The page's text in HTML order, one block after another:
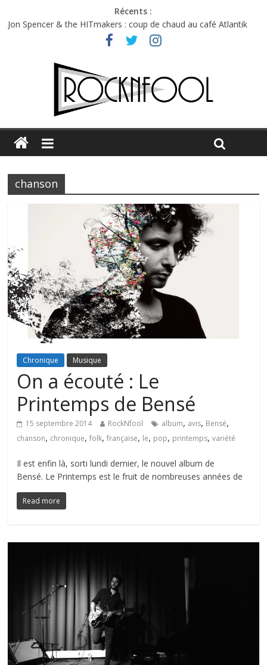
Récents :
Jon Spencer & the HITmakers : coup de chaud au café Atlantik
Hellfest 2026 vendredi : température et émotions en hausse
Hellfest 2026 jeudi : impossible de choisir entre chaleur et bonne
Première édition du Midgard Festival : entre bière, métal et
Charlie Puth à l’Olympia : la leçon de pop du Professeur Puth
chanson
Chronique Musique
On a écouté : Le
Printemps de Bensé
15 septembre 2014 RockNfool album, avis, Bensé,
chanson, chronique,folk,française, le, pop, printemps,variété
Il est enfin là, sorti lundi dernier, le nouvel album de
Bensé. Le Printemps est le fruit de nombreuses années de
Read more